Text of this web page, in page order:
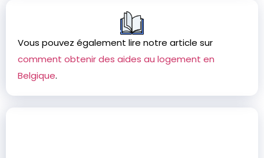
Vous pouvez également lire notre article sur
comment obtenir des aides au logement en
Belgique.